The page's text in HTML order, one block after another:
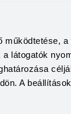
működtetése,
látogatók
A
jövedelem: